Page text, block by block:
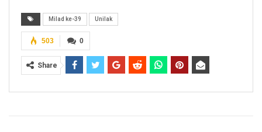
Milad ke-39 Unilak
0
503
Share